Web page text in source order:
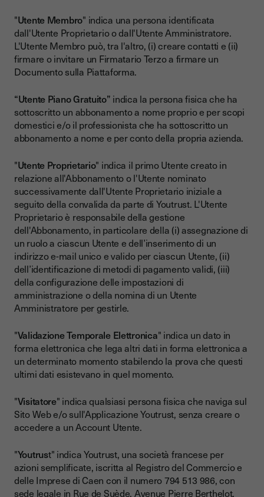
"Utente Membro" indica una persona identificata
dall'Utente Proprietario o dall'Utente Amministratore.
L'Utente Membro può, tra l'altro, (i) creare contatti e (ii)
firmare o invitare un Firmatario Terzo a firmare un
Documento sulla Piattaforma.
“Utente Piano Gratuito” indica la persona fisica che ha
sottoscritto un abbonamento a nome proprio e per scopi
domestici e/o il professionista che ha sottoscritto un
abbonamento a nome e per conto della propria azienda.
"Utente Proprietario" indica il primo Utente creato in
relazione all'Abbonamento o l'Utente nominato
successivamente dall'Utente Proprietario iniziale a
seguito della convalida da parte di Youtrust. L'Utente
Proprietario è responsabile della gestione
dell'Abbonamento, in particolare della (i) assegnazione di
un ruolo a ciascun Utente e dell’inserimento di un
indirizzo e-mail unico e valido per ciascun Utente, (ii)
dell’identificazione di metodi di pagamento validi, (iii)
della configurazione delle impostazioni di
amministrazione o della nomina di un Utente
Amministratore per gestirle.
"Validazione Temporale Elettronica" indica un dato in
forma elettronica che lega altri dati in forma elettronica a
un determinato momento stabilendo la prova che questi
ultimi dati esistevano in quel momento.
"Visitatore" indica qualsiasi persona fisica che naviga sul
Sito Web e/o sull'Applicazione Youtrust, senza creare o
accedere a un Account Utente.
"Youtrust" indica Youtrust, una società francese per
azioni semplificate, iscritta al Registro del Commercio e
delle Imprese di Caen con il numero 794 513 986, con
sede legale in Rue de Suède, Avenue Pierre Berthelot,